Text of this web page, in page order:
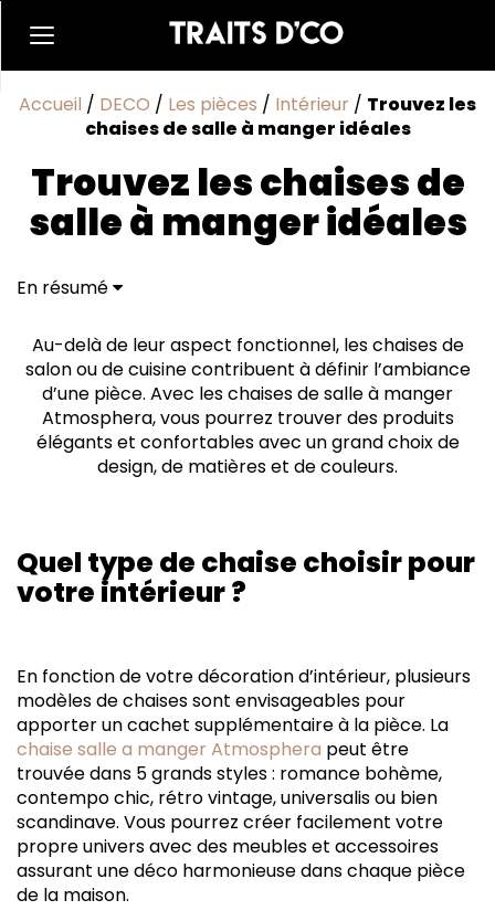
Accueil / DECO / Les pièces / Intérieur / Trouvez les
chaises de salle à manger idéales
Trouvez les chaises de
salle à manger idéales
En résumé
Quels matériaux retenir pour des chaises de salle à
manger ?
Pourquoi se tourner vers les chaises de salle à
manger Atmosphera ?
Au-delà de leur aspect fonctionnel, les chaises de
salon ou de cuisine contribuent à définir l’ambiance
d’une pièce. Avec les chaises de salle à manger
Atmosphera, vous pourrez trouver des produits
élégants et confortables avec un grand choix de
design, de matières et de couleurs.
Quel type de chaise choisir pour
votre intérieur ?
En fonction de votre décoration d’intérieur, plusieurs
modèles de chaises sont envisageables pour
apporter un cachet supplémentaire à la pièce. La
chaise salle a manger Atmosphera peut être
trouvée dans 5 grands styles : romance bohème,
contempo chic, rétro vintage, universalis ou bien
scandinave. Vous pourrez créer facilement votre
propre univers avec des meubles et accessoires
assurant une déco harmonieuse dans chaque pièce
de la maison.